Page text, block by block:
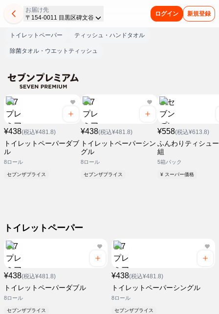
お届け先
〒154-0011 目黒区碑文谷
ログイン 新規登録
トイレットペーパー ティッシュ・ハンドタオル
除菌タオル・ウエットティッシュ
¥438(税込¥481.8)
トイレットペーパーダブ
ル
8ロール
セブンザプライス
¥438(税込¥481.8)
トイレットペーパーシン
グル
8ロール
セブンザプライス
¥558(税込¥613.8)
ふんわりティシュ
組
5箱パック
¥ スーパー価格
トイレットペーパー
¥438(税込¥481.8)
トイレットペーパーダブル
8ロール
セブンザプライス
¥438(税込¥481.8)
トイレットペーパーシングル
8ロール
セブンザプライス